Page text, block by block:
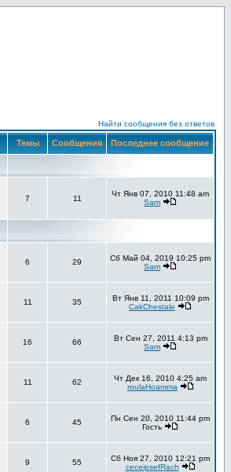
Найти сообщения без ответов
Темы Сообщения Последнее сообщение
7 11
Чт Янв 07, 2010 11:48 am
Sam
6 29
Сб Май 04, 2019 10:25 pm
Sam
11 35
Вт Янв 11, 2011 10:09 pm
CakChestale
16 66
Вт Сен 27, 2011 4:13 pm
Sam
11 62
Чт Дек 16, 2010 4:25 am
roulaHoamma
6 45
Пн Сен 20, 2010 11:44 pm
Гость
9 55
Сб Ноя 27, 2010 12:21 pm
ceceipsefRach